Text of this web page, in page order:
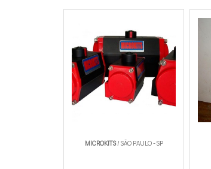
MICROKITS/ SÃO PAULO - SP